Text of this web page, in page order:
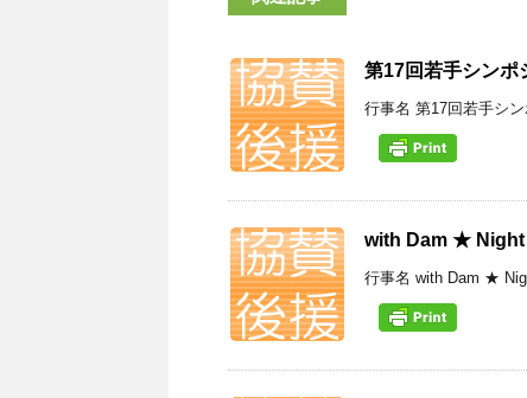
第17回若手シンポ
行事名 第17回若手シ
with Dam ★ Night
行事名 with Dam ★